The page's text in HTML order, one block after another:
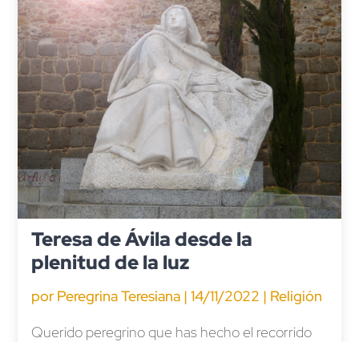
Teresa de Ávila desde la
plenitud de la luz
por Peregrina Teresiana| 14/11/2022 | Religión
Querido peregrino que has hecho el recorrido